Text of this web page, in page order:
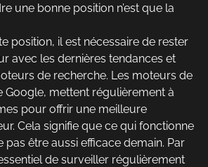
une bonne position n’est que la
position, il est nécessaire de rester
avec les dernières tendances et
de recherche. Les moteurs de
Google, mettent régulièrement à
pour offrir une meilleure
Cela signifie que ce qui fonctionne
pas être aussi efficace demain. Par
de surveiller régulièrement